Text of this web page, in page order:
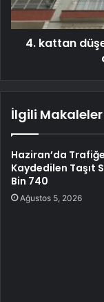
4. kattan
İlgili Makaleler
Haziran’da Trafiğe
Kaydedilen Taşıt
Bin 740
Ağustos 5, 2026